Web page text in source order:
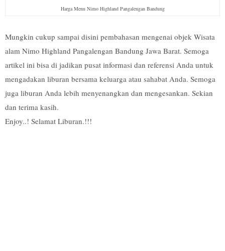
Harga Menu Nimo Highland Pangalengan Bandung
Mungkin cukup sampai disini pembahasan mengenai objek Wisata
alam Nimo Highland Pangalengan Bandung Jawa Barat. Semoga
artikel ini bisa di jadikan pusat informasi dan referensi Anda untuk
mengadakan liburan bersama keluarga atau sahabat Anda. Semoga
juga liburan Anda lebih menyenangkan dan mengesankan. Sekian
dan terima kasih.
Enjoy..! Selamat Liburan.!!!